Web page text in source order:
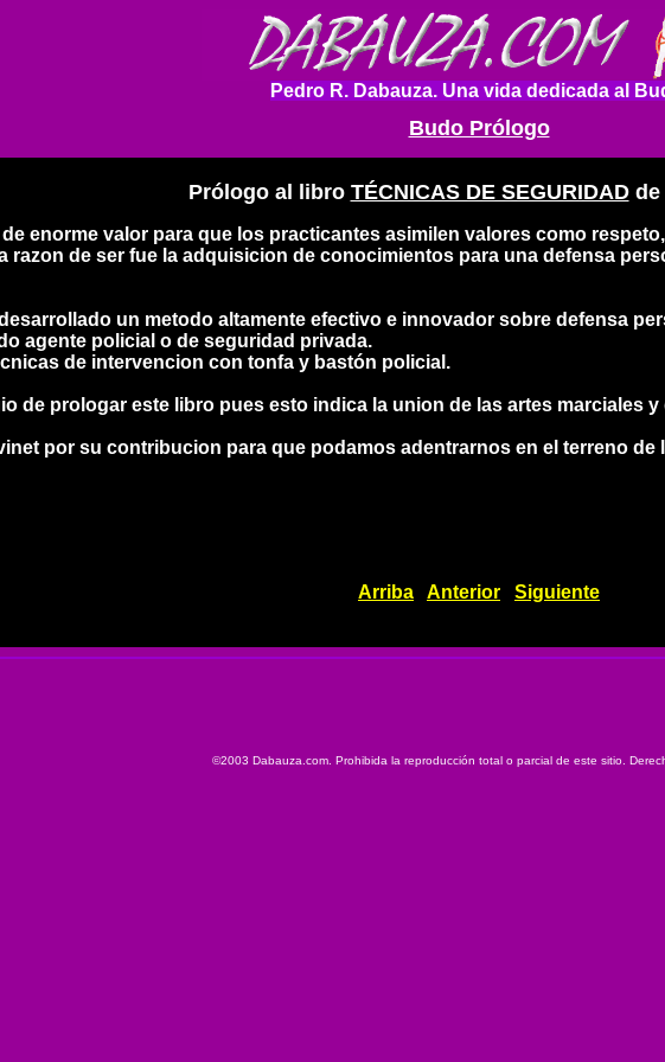
Pedro R. Dabauza. Una vida dedicada al
Budo Prólogo
Prólogo al libro TÉCNICAS DE SEGURIDADde
enorme valor para que los practicantes asimilen valores como
razon de ser fue la adquisicion de conocimientos para una defensa
un metodo altamente efectivo e innovador sobre defensa
agente policial o de seguridad privada.
de intervencion con tonfa y bastón policial.
de prologar este libro pues esto indica la union de las artes marciales
por su contribucion para que podamos adentrarnos en el terreno
Arriba
Anterior Siguiente
©2003 Dabauza.com. Prohibida la reproducción total o parcial de este sitio.